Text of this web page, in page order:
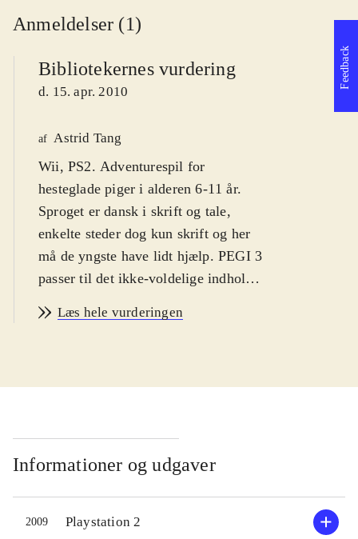
Anmeldelser (1)
Bibliotekernes vurdering
d. 15. apr. 2010
af Astrid Tang
Wii, PS2. Adventurespil for
hesteglade piger i alderen 6-11 år.
Sproget er dansk i skrift og tale,
enkelte steder dog kun skrift og her
må de yngste have lidt hjælp. PEGI 3
passer til det ikke-voldelige indhold.
spilversionerne og styringen
rideklubber. Her møder spilleren
altmuligmanden m.fl. Hver person
har brug for hjælp eller tilbyder
spilleren at deltage i et løb.
Opgaverne går typisk ud på at hente
eller finde genstande, heste eller
Læs hele vurderingen
Informationer og udgaver
2009 Playstation 2
Feedback